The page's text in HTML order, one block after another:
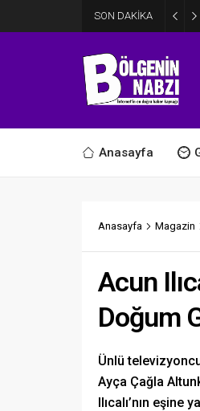
SON DAKİKA
Anasayfa
Anasayfa Magazin
Acun
Doğum
Ünlü
Ayça Çağla
Ilıcalı’nın eşine